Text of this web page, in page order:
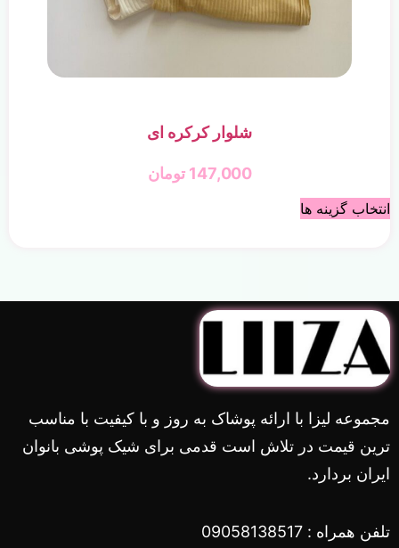
شلوار کرکره ای
147,000 تومان
انتخاب گزینه ها
مجموعه لیزا با ارائه پوشاک به روز و با کیفیت با مناسب
ترین قیمت در تلاش است قدمی برای شیک پوشی بانوان
ایران بردارد.
تلفن همراه : 09058138517